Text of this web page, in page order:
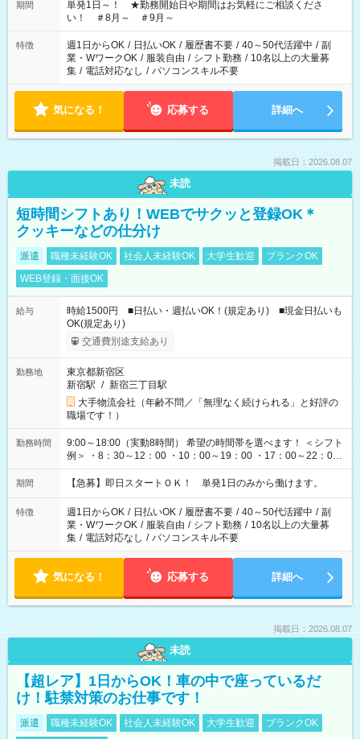
期間
単発1日～！ ★勤務開始日や期間はお気軽にご相談くださ
い！ ＃8月～ ＃9月～
特徴 週1日からOK / 日払いOK / 履歴書不要 / 40～50代活躍中 / 副
業・WワークOK / 服装自由 / シフト勤務 / 10名以上の大量募
集 / 電話対応なし / パソコンスキル不要
気になる！ 応募する 詳細へ
掲載日：2026.08.07
未読
短時間シフトあり！WEBでサクッと登録OK＊
クッキーなどの仕分け
派遣 職種未経験OK 社会人未経験OK 大学生歓迎
ブランクOK
WEB登録・面接OK
給与
時給1500円 ■日払い・週払いOK！(規定あり) ■現金日払いも
OK(規定あり)
交通費別途支給あり
勤務地
東京都新宿区
新宿駅 / 新宿三丁目駅
大手物流会社（年齢不問／「無理なく続けられる」と好評の
職場です！）
勤務時間
9:00～18:00（実動8時間） 希望の時間帯を選べます！ ＜シフト
例＞ ・8：30～12：00 ・10：00～19：00 ・17：00～22：00
・13：00～22：00 ・22：00～翌6：00 など
期間 【急募】即日スタートＯＫ！ 単発1日のみから働けます。
特徴 週1日からOK / 日払いOK / 履歴書不要 / 40～50代活躍中 / 副
業・WワークOK / 服装自由 / シフト勤務 / 10名以上の大量募
集 / 電話対応なし / パソコンスキル不要
気になる！ 応募する 詳細へ
掲載日：2026.08.07
未読
【超レア】1日からOK！車の中で座っているだ
け！駐禁対策のお仕事です！
派遣 職種未経験OK 社会人未経験OK 大学生歓迎
ブランクOK